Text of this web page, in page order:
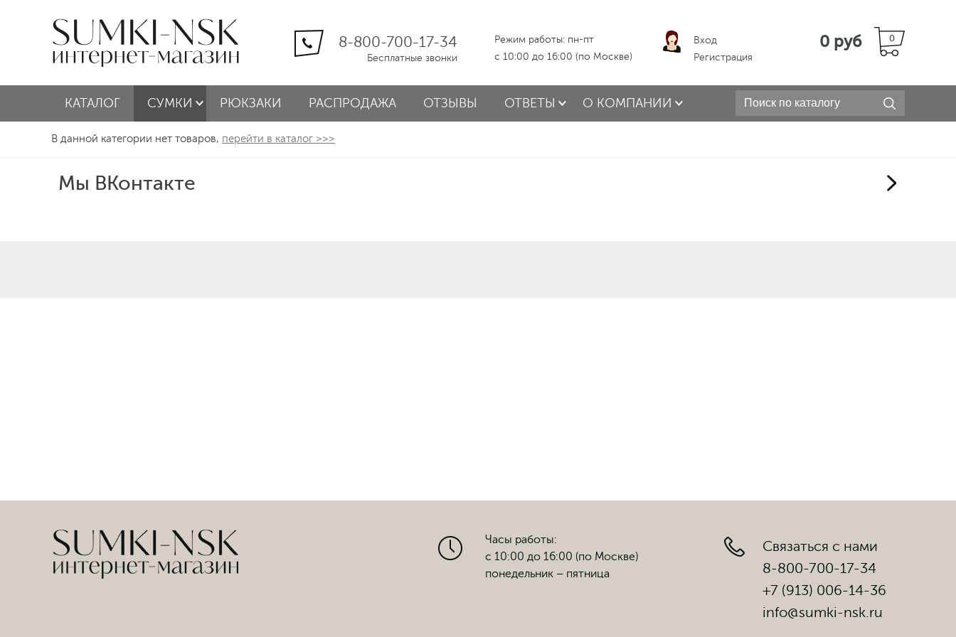
8-800-700-17-34
Бесплатные звонки
Режим работы: пн-пт
с 10:00 до 16:00 (по Москве)
Вход
Регистрация
0
0 руб
КАТАЛОГ СУМКИ РЮКЗАКИ РАСПРОДАЖА ОТЗЫВЫ ОТВЕТЫ О КОМПАНИИ
В данной категории нет товаров, перейти в каталог >>>
Мы ВКонтакте
Часы работы:
с 10:00 до 16:00 (по Москве)
понедельник – пятница
Связаться с нами
8-800-700-17-34
+7 (913) 006-14-36
info@sumki-nsk.ru